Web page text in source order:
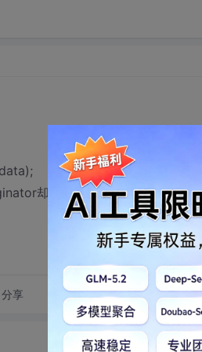
却为空，为什么？怎么解决？
分享 转发到动态 举报